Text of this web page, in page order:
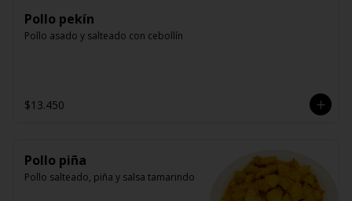
Pollo pekín
Pollo asado y salteado con cebollín
$13.450
Pollo piña
Pollo salteado, piña y salsa tamarindo